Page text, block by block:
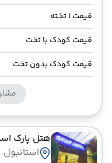
قیمت 1 تخته
قیمت کودک با تخت
قیمت کودک بدون تخت
هتل پارک
استانبول